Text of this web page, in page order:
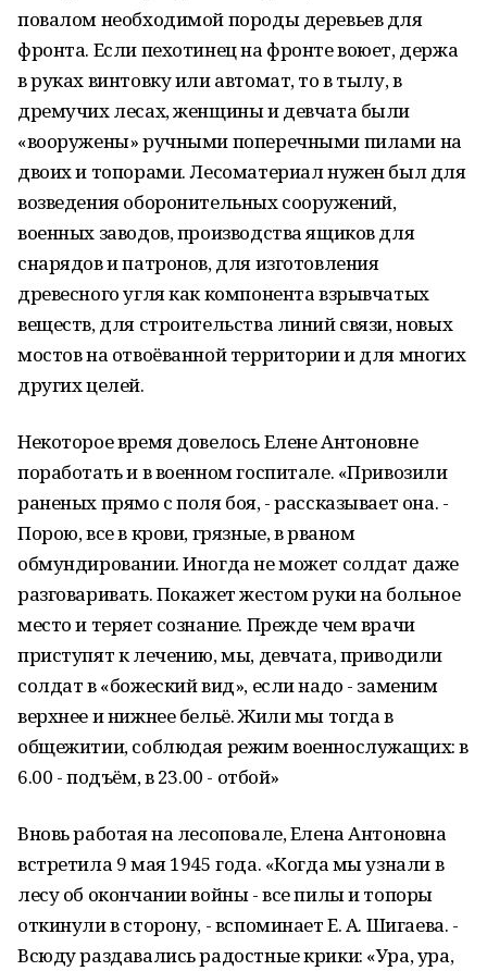
повалом необходимой породы деревьев для
фронта. Если пехотинец на фронте воюет, держа
в руках винтовку или автомат, то в тылу, в
дремучих лесах, женщины и девчата были
«вооружены» ручными поперечными пилами на
двоих и топорами. Лесоматериал нужен был для
возведения оборонительных сооружений,
военных заводов, производства ящиков для
снарядов и патронов, для изготовления
древесного угля как компонента взрывчатых
веществ, для строительства линий связи, новых
мостов на отвоёванной территории и для многих
других целей.
Некоторое время довелось Елене Антоновне
поработать и в военном госпитале. «Привозили
раненых прямо с поля боя, - рассказывает она. -
Порою, все в крови, грязные, в рваном
обмундировании. Иногда не может солдат даже
разговаривать. Покажет жестом руки на больное
место и теряет сознание. Прежде чем врачи
приступят к лечению, мы, девчата, приводили
солдат в «божеский вид», если надо - заменим
верхнее и нижнее бельё. Жили мы тогда в
общежитии, соблюдая режим военнослужащих: в
6.00 - подъём, в 23.00 - отбой»
Вновь работая на лесоповале, Елена Антоновна
встретила 9 мая 1945 года. «Когда мы узнали в
лесу об окончании войны - все пилы и топоры
откинули в сторону, - вспоминает Е. А. Шигаева. -
Всюду раздавались радостные крики: «Ура, ура,